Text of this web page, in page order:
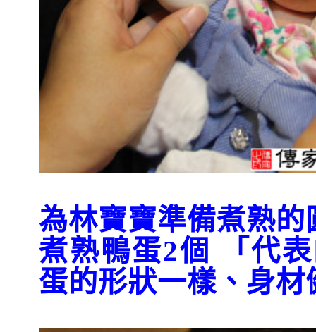
為林寶寶準備煮熟
煮熟鴨蛋2個 「代
蛋的形狀一樣、身材